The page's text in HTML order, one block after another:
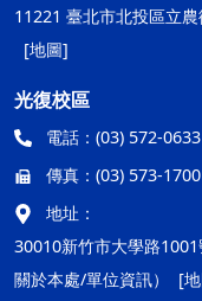
11221 臺北市北投區立
[地圖]
光復校區
電話： (03) 572-0633
傳真： (03) 573-1700
地址：
30010新竹市大學路
關於本處/單位資訊）
[